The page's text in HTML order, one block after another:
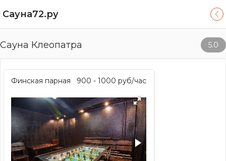
Сауна72.ру
Сауна Клеопатра 5.0
Финская парная 900 - 1000 руб/час